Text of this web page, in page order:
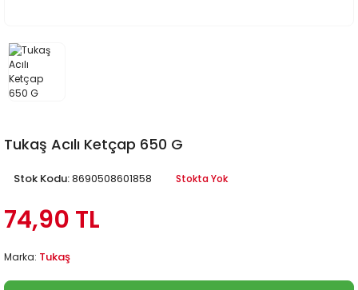
Tukaş Acılı Ketçap 650 G
Stok Kodu:8690508601858 Stokta Yok
74,90 TL
Marka: Tukaş